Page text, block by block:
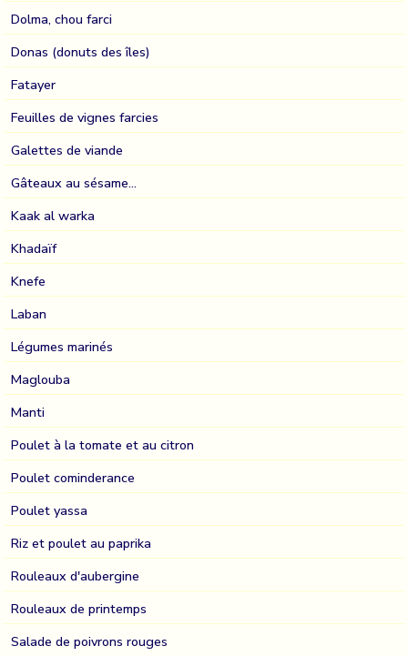
Dolma, chou farci
Donas (donuts des îles)
Fatayer
Feuilles de vignes farcies
Galettes de viande
Gâteaux au sésame...
Kaak al warka
Khadaïf
Knefe
Laban
Légumes marinés
Maglouba
Manti
Poulet à la tomate et au citron
Poulet cominderance
Poulet yassa
Riz et poulet au paprika
Rouleaux d'aubergine
Rouleaux de printemps
Salade de poivrons rouges